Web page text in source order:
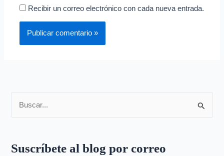
Recibir un correo electrónico con cada nueva entrada.
c
Suscríbete al blog por correo